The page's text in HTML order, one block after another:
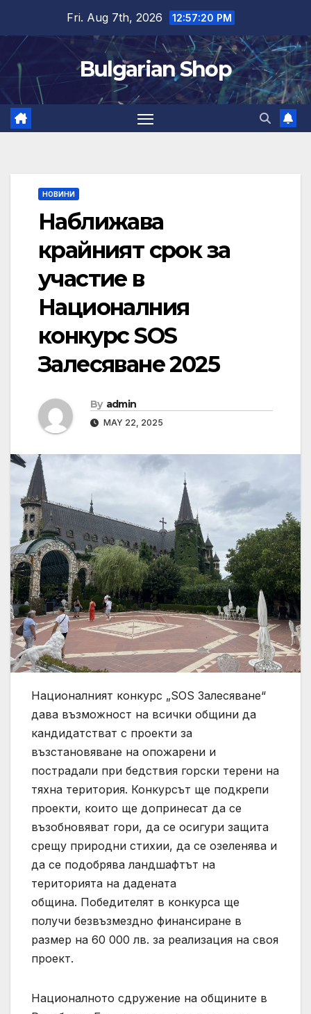
content
Fri. Aug 7th, 2026 12:57:21 PM
Bulgarian Shop
НОВИНИ
Наближава
крайният срок за
участие в
Националния
конкурс SOS
Залесяване 2025
By admin
MAY 22, 2025
Националният конкурс „SOS Залесяване“
дава възможност на всички общини да
кандидатстват с проекти за
възстановяване на опожарени и
пострадали при бедствия горски терени на
тяхна територия. Конкурсът ще подкрепи
проекти, които ще допринесат да се
възобновяват гори, да се осигури защита
срещу природни стихии, да се озеленява и
да се подобрява ландшафтът на
територията на дадената
община. Победителят в конкурса ще
получи безвъзмездно финансиране в
размер на 60 000 лв. за реализация на своя
проект.
Националното сдружение на общините в